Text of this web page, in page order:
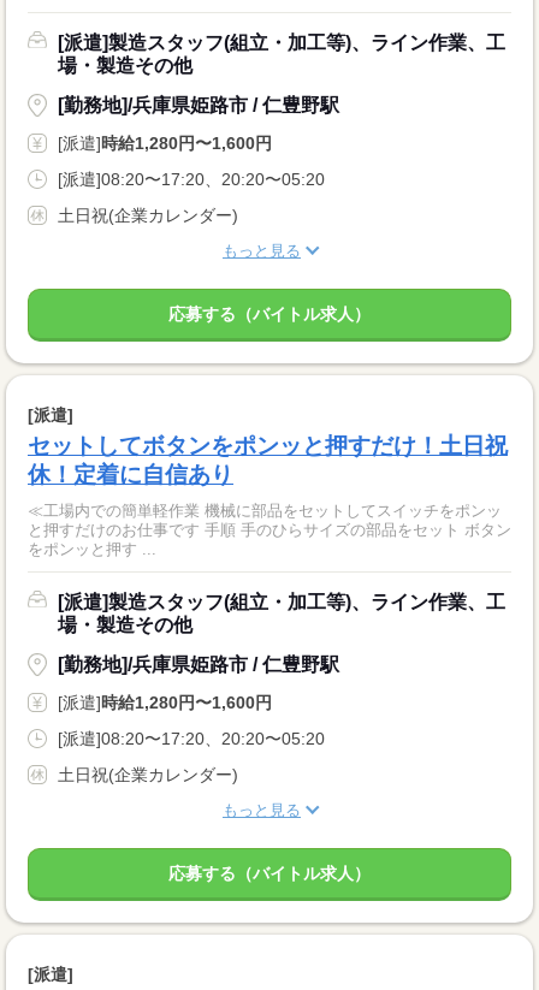
[派遣]製造スタッフ(組立・加工等)、ライン作業、工
場・製造その他
[勤務地]/兵庫県姫路市 / 仁豊野駅
[派遣]時給1,280円〜1,600円
[派遣]08:20〜17:20、20:20〜05:20
土日祝(企業カレンダー)
もっと見る
応募する（バイトル求人）
[派遣]
セットしてボタンをポンッと押すだけ！土日祝
休！定着に自信あり
≪工場内での簡単軽作業 機械に部品をセットしてスイッチをポンッ
と押すだけのお仕事です 手順 手のひらサイズの部品をセット ボタン
をポンッと押す ...
[派遣]製造スタッフ(組立・加工等)、ライン作業、工
場・製造その他
[勤務地]/兵庫県姫路市 / 仁豊野駅
[派遣]時給1,280円〜1,600円
[派遣]08:20〜17:20、20:20〜05:20
土日祝(企業カレンダー)
もっと見る
応募する（バイトル求人）
[派遣]